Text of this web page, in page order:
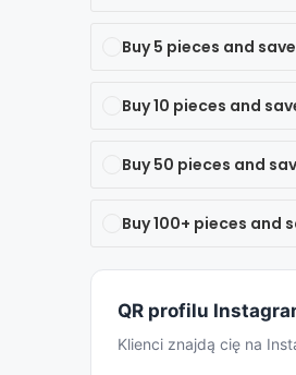
Buy 5 pieces and
Buy 10 pieces and
Buy 50 pieces and
Buy 100+ pieces and
QR profilu
Klienci znajdą cię na